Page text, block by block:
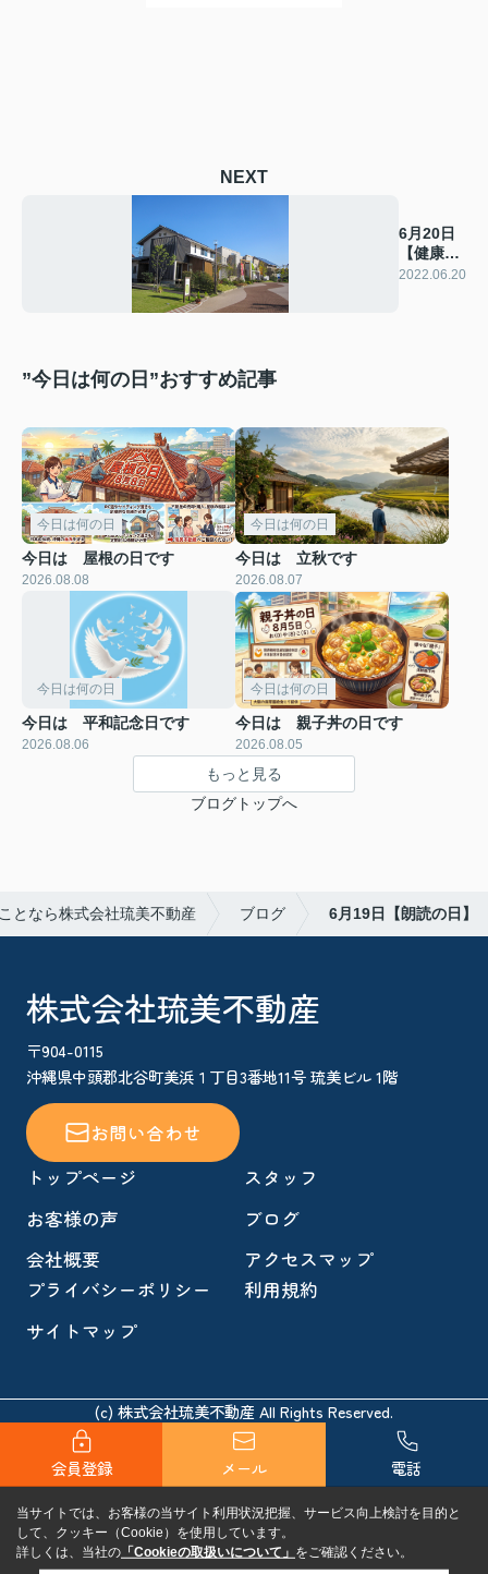
NEXT
6月20日
【健康住
宅の日】
2022.06.20
”今日は何の日”おすすめ記事
今日は何の日
今日は 屋根の日です
2026.08.08
今日は何の日
今日は 立秋です
2026.08.07
今日は何の日
今日は 平和記念日です
2026.08.06
今日は何の日
今日は 親子丼の日です
2026.08.05
もっと見る
ブログトップへ
となら株式会社琉美不動産 ブログ 6月19日【朗読の日】
株式会社琉美不動産
〒904-0115
沖縄県中頭郡北谷町美浜１丁目3番地11号 琉美ビル 1階
お問い合わせ
トップページ
スタッフ
お客様の声
ブログ
会社概要
アクセスマップ
プライバシーポリシー
利用規約
サイトマップ
(c) 株式会社琉美不動産 All Rights Reserved.
会員登録 メール 電話
当サイトでは、お客様の当サイト利用状況把握、サービス向上検討を目的と
して、クッキー（Cookie）を使用しています。
詳しくは、当社の 「Cookieの取扱いについて」 をご確認ください。